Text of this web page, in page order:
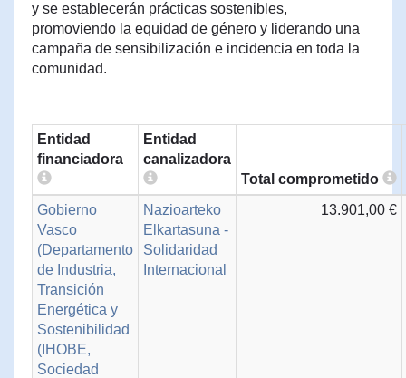
y se establecerán prácticas sostenibles,
promoviendo la equidad de género y liderando una
campaña de sensibilización e incidencia en toda la
comunidad.
Entidad
financiadora
Entidad
canalizadora
Total comprometido
Gobierno
Vasco
(Departamento
de Industria,
Transición
Energética y
Sostenibilidad
(IHOBE,
Sociedad
Nazioarteko
Elkartasuna -
Solidaridad
Internacional
13.901,00 €